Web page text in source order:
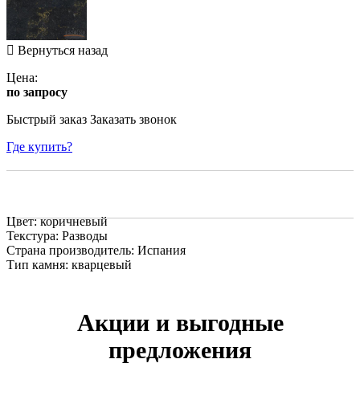
Вернуться назад
Цена:
по запросу
Быстрый заказ Заказать звонок
Где купить?
Цвет: коричневый
Текстура: Разводы
Страна производитель: Испания
Тип камня: кварцевый
Акции и выгодные
предложения